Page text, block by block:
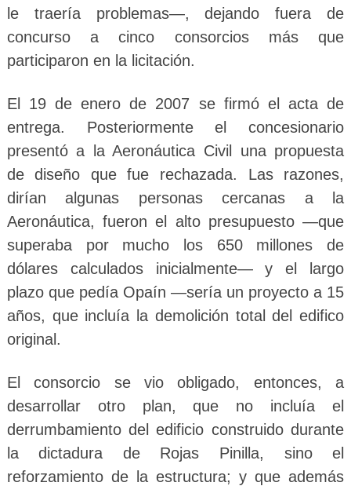
le traería problemas—, dejando fuera de
concurso a cinco consorcios más que
participaron en la licitación.
El 19 de enero de 2007 se firmó el acta de
entrega. Posteriormente el concesionario
presentó a la Aeronáutica Civil una propuesta
de diseño que fue rechazada. Las razones,
dirían algunas personas cercanas a la
Aeronáutica, fueron el alto presupuesto —que
superaba por mucho los 650 millones de
dólares calculados inicialmente— y el largo
plazo que pedía Opaín —sería un proyecto a 15
años, que incluía la demolición total del edifico
original.
El consorcio se vio obligado, entonces, a
desarrollar otro plan, que no incluía el
derrumbamiento del edificio construido durante
la dictadura de Rojas Pinilla, sino el
reforzamiento de la estructura; y que además